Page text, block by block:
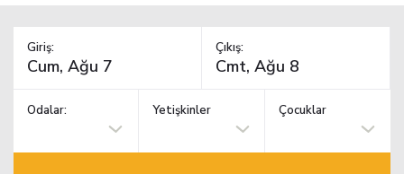
Giriş: Çıkış:
Odalar: Yetişkinler Çocuklar